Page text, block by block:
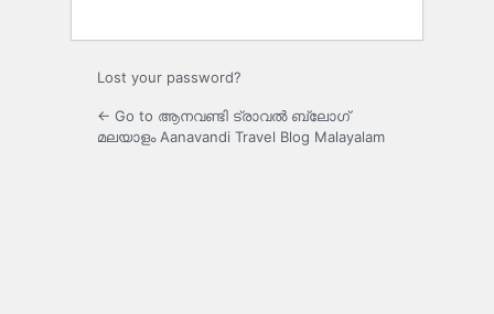
Lost your password?
← Go to ആനവണ്ടി ട്രാവൽ ബ്ലോഗ്
മലയാളം Aanavandi Travel Blog Malayalam